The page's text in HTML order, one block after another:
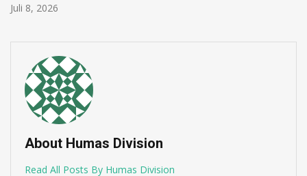
Juli 8, 2026
About Humas Division
Read All Posts By Humas Division